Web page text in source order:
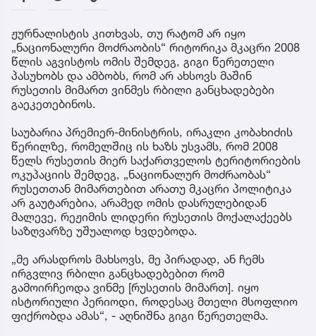
ჟურნალისტის კითხვას, თუ რატომ არ იყო
„ნაციონალური მოძრაობის“ რიტორიკა მკაცრი 2008
წლის აგვისტოს ომის შემდეგ, გიგი წერეთელი
პასუხობს და ამბობს, რომ არ ახსოვს მაშინ
რუსეთის მიმართ ვინმეს რბილი განცხადებები
გაეკეთებინოს.
საუბარია პრემიერ-მინისტრის, ირაკლი კობახიძის
წერილზე, რომელშიც ის ხაზს უსვამს, რომ 2008
წელს რუსეთის მიერ საქართველოს ტერიტორიების
ოკუპაციის შემდეგ, „ნაციონალურ მოძრაობას“
რუსეთთან მიმართებით არათუ მკაცრი პოლიტიკა
არ გაუტარებია, არამედ ომის დასრულებიდან
მალევე, რეჟიმის ლიდერი რუსეთის მოქალაქეებს
საზღვარზე უშუალოდ ხვდებოდა.
„მე არასდროს მახსოვს, მე პირადად, ან ჩემს
ირგვლივ რბილი განცხადებებით რომ
გამოირჩეოდა ვინმე [რუსეთის მიმართ]. იყო
ისტორიული პერიოდი, როდესაც მთელი მსოფლიო
ფიქრობდა ამას“, - აღნიშნა გიგი წერეთელმა.